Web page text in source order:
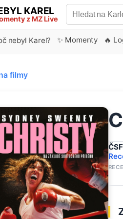
KAREL
z MZ Live
nebyl Karel? ✨ Momenty 🔥
filmy